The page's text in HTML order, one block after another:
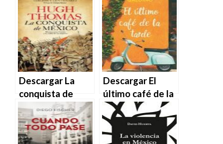
Hernández en
EPUB | PDF |
MOBI
Michael Howard
en EPUB | PDF |
MOBI
Descargar La
conquista de
México – Hugh
Thomas en EPUB
| PDF | MOBI
Descargar El
último café de la
tarde de Diego
Galdino en EPUB |
PDF | MOBI